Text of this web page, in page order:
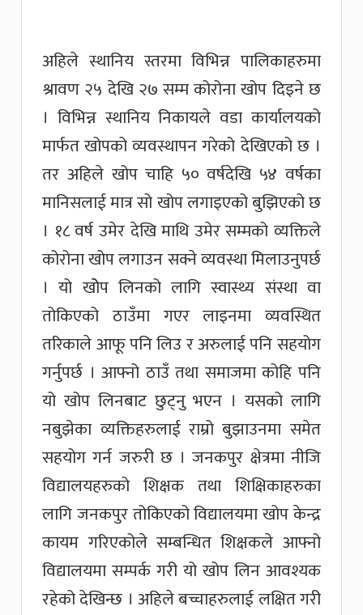
अहिले स्थानिय स्तरमा विभिन्न पालिकाहरुमा
श्रावण २५ देखि २७ सम्म कोरोना खोप दिइने छ
। विभिन्न स्थानिय निकायले वडा कार्यालयको
मार्फत खोपको व्यवस्थापन गरेको देखिएको छ ।
तर अहिले खोप चाहि ५० वर्षदेखि ५४ वर्षका
मानिसलाई मात्र सो खोप लगाइएको बुझिएको छ
। १८ वर्ष उमेर देखि माथि उमेर सम्मको व्यक्तिले
कोरोना खोप लगाउन सक्ने व्यवस्था मिलाउनुपर्छ
। यो खोेप लिनको लागि स्वास्थ्य संस्था वा
तोकिएको ठाउँमा गएर लाइनमा व्यवस्थित
तरिकाले आफू पनि लिउ र अरुलाई पनि सहयोग
गर्नुपर्छ । आफ्नो ठाउँ तथा समाजमा कोहि पनि
यो खोप लिनबाट छुट्नु भएन । यसको लागि
नबुझेका व्यक्तिहरुलाई राम्रो बुझाउनमा समेत
सहयोग गर्न जरुरी छ । जनकपुर क्षेत्रमा नीजि
विद्यालयहरुको शिक्षक तथा शिक्षिकाहरुका
लागि जनकपुर तोकिएको विद्यालयमा खोप केन्द्र
कायम गरिएकोले सम्बन्धित शिक्षकले आफ्नो
विद्यालयमा सम्पर्क गरी यो खोप लिन आवश्यक
रहेको देखिन्छ । अहिले बच्चाहरुलाई लक्षित गरी